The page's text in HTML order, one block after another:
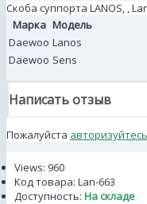
Скоба суппорта LANOS, ,
Марка Модель
Daewoo Lanos
Daewoo Sens
Написать отзыв
Пожалуйста авторизуйтесь
Views: 960
Код товара: Lan-663
Доступность: На складе